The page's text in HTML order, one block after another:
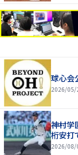
球心会
2026/05/
神村学
桁安打
2026/08/